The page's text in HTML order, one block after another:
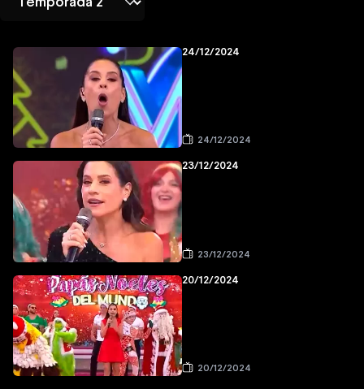
24/12/2024
24/12/2024
23/12/2024
23/12/2024
20/12/2024
20/12/2024